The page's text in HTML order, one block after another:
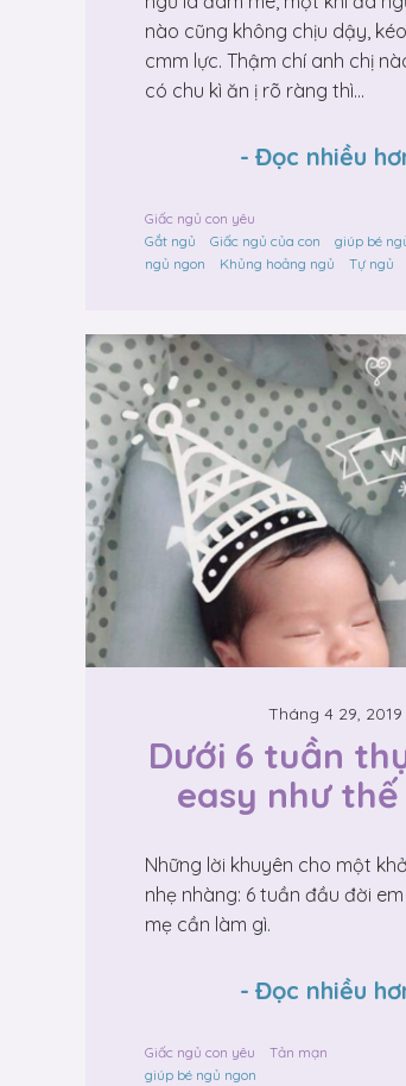
nào cũng không chịu dậy,
cmm lực. Thậm chí anh chị
có chu kì ăn ị rõ ràng thì...
- Đọc nhiều
Giấc ngủ con yêu
Gắt ngủ
Giấc ngủ của con giúp bé
ngủ ngon
Khủng hoảng ngủ Tự ngủ
Tháng 4 29, 2019
Dưới 6 tuần
easy như
Những lời khuyên cho một
nhẹ nhàng: 6 tuần đầu đời
mẹ cần làm gì.
- Đọc nhiều
Giấc ngủ con yêu
Tản mạn
giúp bé ngủ ngon